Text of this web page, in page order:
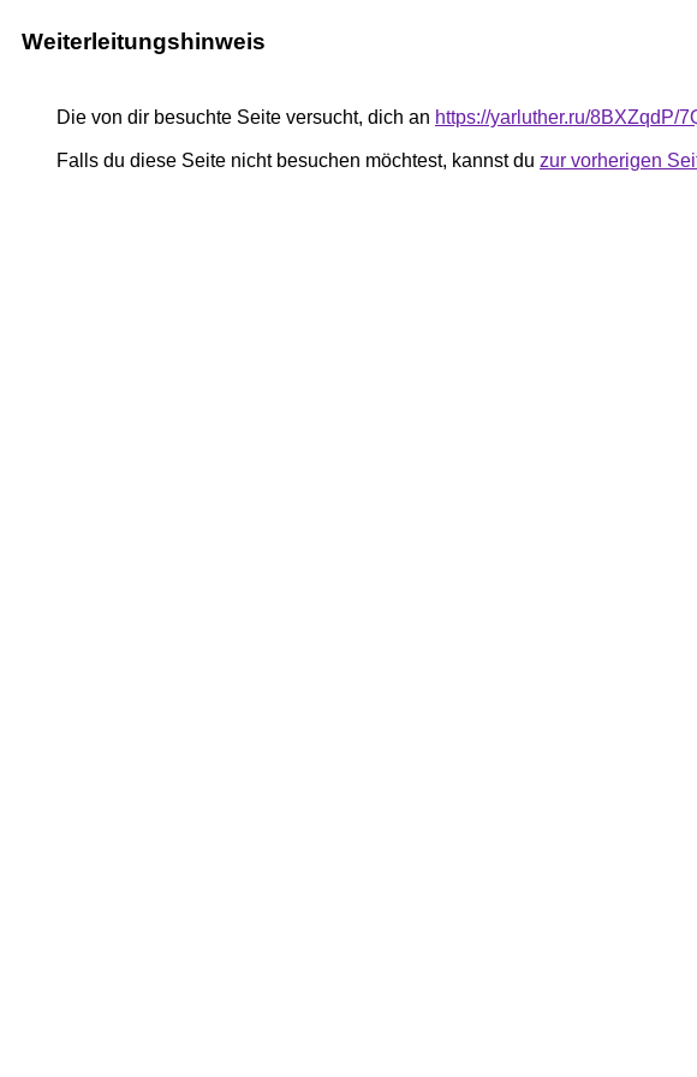
Weiterleitungshinweis
Die von dir besuchte Seite versucht, dich an https://yarluther.ru/8BXZqdP/
Falls du diese Seite nicht besuchen möchtest, kannst du zur vorherigen